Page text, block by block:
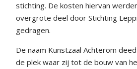
stichting. De kosten hiervan
overgrote deel door Stichting
gedragen.
De naam Kunstzaal Achterom
de plek waar zij tot de bouw van